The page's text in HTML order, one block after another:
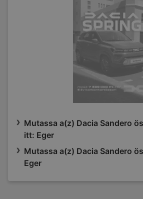
Mutassa a(z) Dacia Sandero
itt: Eger
Mutassa a(z) Dacia Sandero
Eger